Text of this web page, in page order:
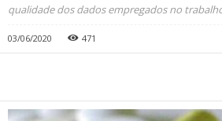
qualidade dos dados empregados no
03/06/2020 471